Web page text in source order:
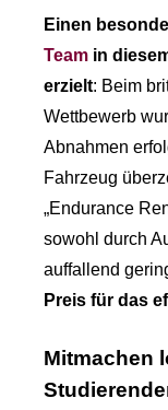
Einen
Team in
erzielt: Beim
Wettbewerb
Abnahmen
Fahrzeug
„Endurance
sowohl durch
auffallend
Preis für das
Mitmachen